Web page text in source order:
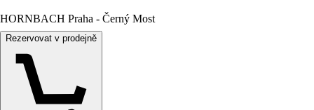
HORNBACH Praha - Černý Most
Rezervovat v prodejně